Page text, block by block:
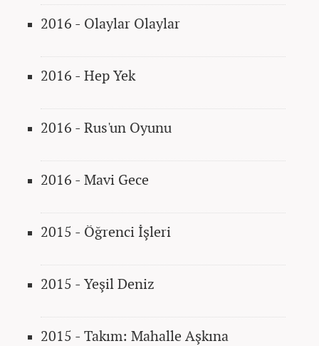
2016 - Olaylar Olaylar
2016 - Hep Yek
2016 - Rus'un Oyunu
2016 - Mavi Gece
2015 - Öğrenci İşleri
2015 - Yeşil Deniz
2015 - Takım: Mahalle Aşkına